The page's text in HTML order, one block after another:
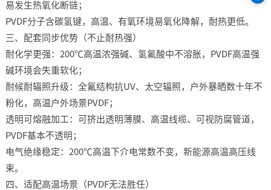
易发生热氧化断链；
PVDF分子含碳氢键，高温、有氧环境易氧化降解，耐热更低。
三、配套同步优势（不止耐热强）
耐化学更强：200℃高温浓强碱、氢氟酸中不溶胀，PVDF高温强
碱环境会失重软化；
耐候耐辐照升级：全氟结构抗UV、太空辐照，户外暴晒数十年不
粉化，高温户外场景PVDF；
透明可熔融加工：可挤出透明薄膜、高温线缆、可视防腐管道，
PVDF基本不透明；
电气绝缘稳定：200℃高温下介电常数不变，新能源高温高压线
束。
四、适配高温场景（PVDF无法胜任）